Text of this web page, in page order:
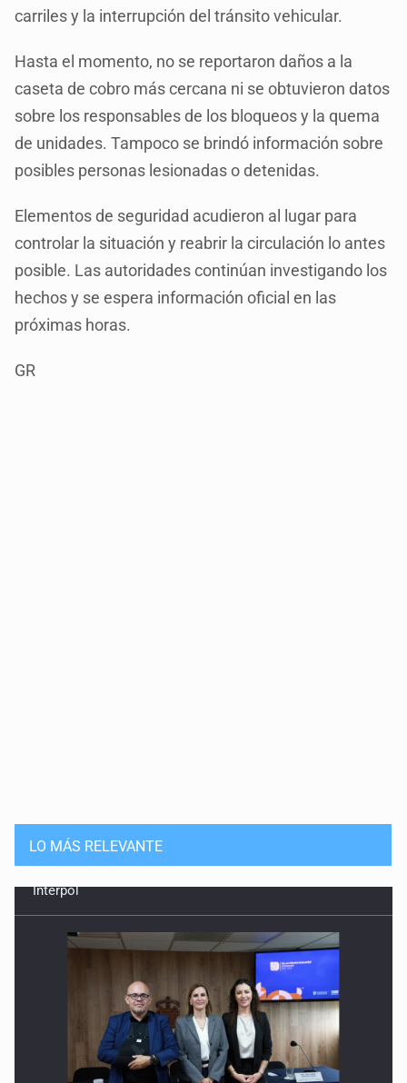
carriles y la interrupción del tránsito vehicular.
Hasta el momento, no se reportaron daños a la
caseta de cobro más cercana ni se obtuvieron datos
sobre los responsables de los bloqueos y la quema
de unidades. Tampoco se brindó información sobre
posibles personas lesionadas o detenidas.
Elementos de seguridad acudieron al lugar para
controlar la situación y reabrir la circulación lo antes
posible. Las autoridades continúan investigando los
hechos y se espera información oficial en las
próximas horas.
GR
LO MÁS RELEVANTE